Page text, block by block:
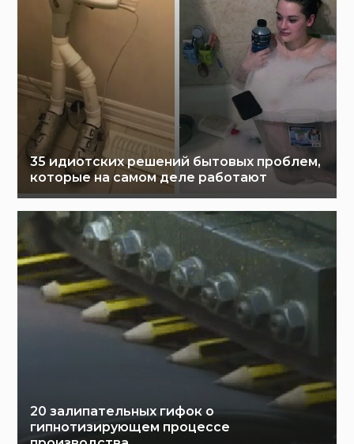
35 идиотских решений бытовых проблем,
которые на самом деле работают
20 залипательных гифок о
гипнотизирующем процессе